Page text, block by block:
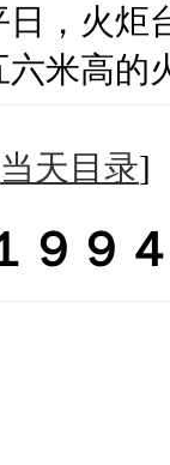
，火炬
米高的
当天目录
９９